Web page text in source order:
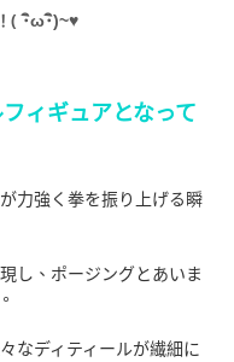
(･ω･)~♥
ィギュアとなって
力強く拳を振り上げる瞬
し、ポージングとあいま
なディティールが繊細に